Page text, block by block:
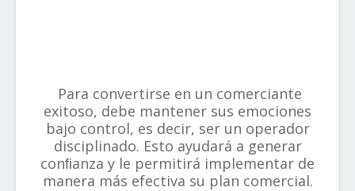
Para convertirse en un comerciante
exitoso, debe mantener sus emociones
bajo control, es decir, ser un operador
disciplinado. Esto ayudará a generar
conﬁanza y le permitirá implementar de
manera más efectiva su plan comercial.